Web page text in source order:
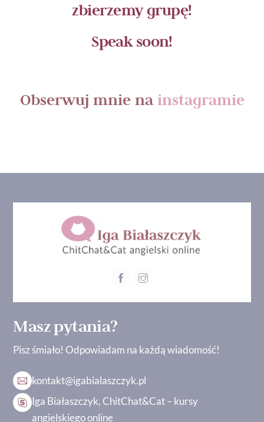
zbierzemy grupę!
Speak soon!
Obserwuj mnie nainstagramie
Masz pytania?
Pisz śmiało! Odpowiadam na każdą wiadomość!
kontakt@igabialaszczyk.pl
Iga Białaszczyk, ChitChat&Cat – kursy
angielskiego online